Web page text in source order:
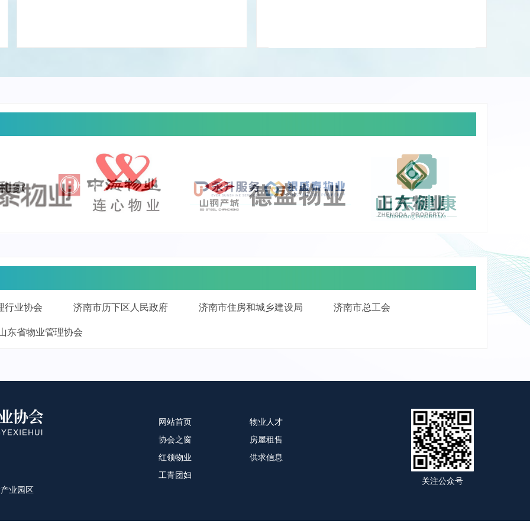
行业协会 济南市历下区人民政府 济南市住房和城乡建设局 济南市总工会
东省物业管理协会
业园区
关注公众号
网站首页
协会之窗
红领物业
工青团妇
物业人才
房屋租售
供求信息